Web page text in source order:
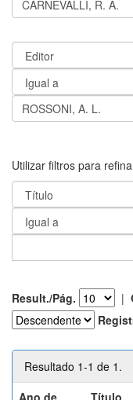
Utilizar filtros para
Result./Pág. |
Resultado 1-1 de 1.
Ano de
Título